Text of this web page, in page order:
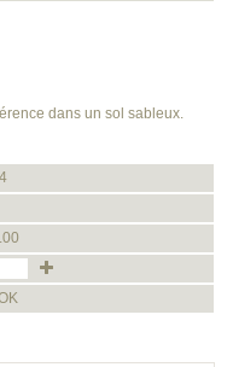
dans un sol sableux.